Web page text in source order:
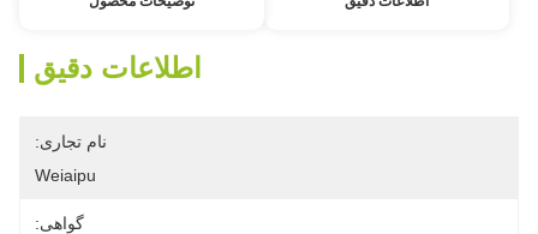
اطلاعات دقیق
نام تجاری:
Weiaipu
گواهی: